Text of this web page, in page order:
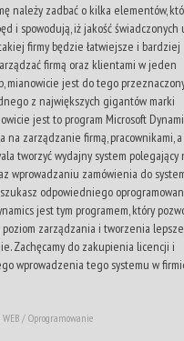
należy zadbać o kilka elementów,
i spowodują, iż jakość świadczonych
firmy będzie łatwiejsze i bardziej
firmą oraz klientami w jeden
mianowicie jest do tego
z największych gigantów marki
jest to program Microsoft
na zarządzanie firmą, pracownikami,
tworzyć wydajny system polegający
wprowadzaniu zamówienia do
odpowiedniego
jest tym programem, który
zarządzania i tworzenia
Zachęcamy do zakupienia licencji i
wprowadzenia tego systemu w
WEB / Oprogramowanie